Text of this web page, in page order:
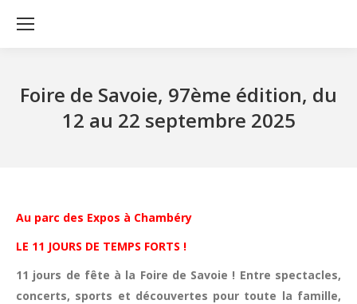
Foire de Savoie, 97ème édition, du
12 au 22 septembre 2025
Au parc des Expos à Chambéry
LE 11 JOURS DE TEMPS FORTS !
11 jours de fête à la Foire de Savoie ! Entre spectacles,
concerts, sports et découvertes pour toute la famille,